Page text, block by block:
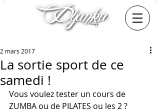
La sortie sport de ce
samedi !
2 mars 2017
Vous voulez tester un cours de
ZUMBA ou de PILATES ou les 2 ?